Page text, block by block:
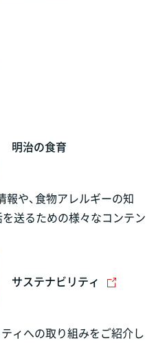
明治の食育
報や、食物アレルギーの知
を送るための様々なコンテン
サステナビリティ
ィへの取り組みをご紹介し